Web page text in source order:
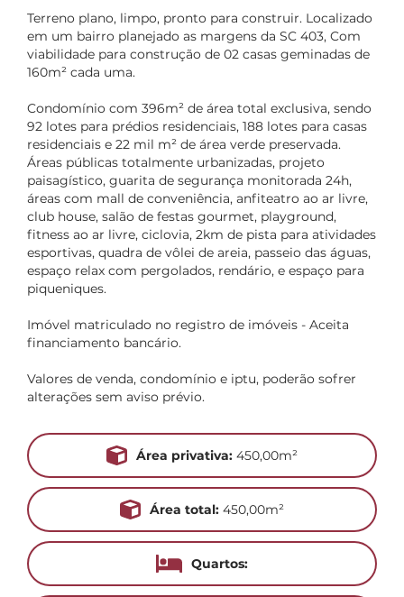
Terreno plano, limpo, pronto para construir. Localizado
em um bairro planejado as margens da SC 403, Com
viabilidade para construção de 02 casas geminadas de
160m² cada uma.
Condomínio com 396m² de área total exclusiva, sendo
92 lotes para prédios residenciais, 188 lotes para casas
residenciais e 22 mil m² de área verde preservada.
Áreas públicas totalmente urbanizadas, projeto
paisagístico, guarita de segurança monitorada 24h,
áreas com mall de conveniência, anfiteatro ao ar livre,
club house, salão de festas gourmet, playground,
fitness ao ar livre, ciclovia, 2km de pista para atividades
esportivas, quadra de vôlei de areia, passeio das águas,
espaço relax com pergolados, rendário, e espaço para
piqueniques.
Imóvel matriculado no registro de imóveis - Aceita
financiamento bancário.
Valores de venda, condomínio e iptu, poderão sofrer
alterações sem aviso prévio.
Área privativa: 450,00m²
Área total: 450,00m²
Quartos: